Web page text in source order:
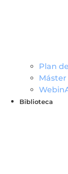
Plan
Biblioteca